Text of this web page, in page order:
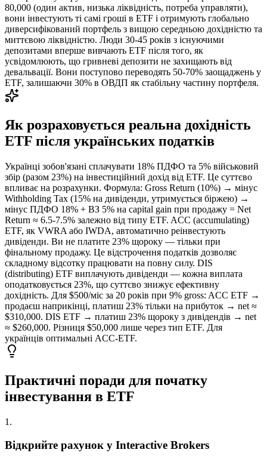
80,000 (один актив, низька ліквідність, потреба управляти),
вони інвестують ті самі гроші в ETF і отримують глобально
диверсифікований портфель з вищою середньою дохідністю та
миттєвою ліквідністю. Люди 30-45 років з існуючими
депозитами вперше вивчають ETF після того, як
усвідомлюють, що гривневі депозити не захищають від
девальвації. Вони поступово переводять 50-70% заощаджень у
ETF, залишаючи 30% в ОВДП як стабільну частину портфеля.
Як розраховується реальна дохідність
ETF після українських податків
Українці зобов'язані сплачувати 18% ПДФО та 5% військовий
збір (разом 23%) на інвестиційний дохід від ETF. Це суттєво
впливає на розрахунки. Формула: Gross Return (10%) → мінус
Withholding Tax (15% на дивіденди, утримується біржею) →
мінус ПДФО 18% + ВЗ 5% на capital gain при продажу = Net
Return ≈ 6.5-7.5% залежно від типу ETF. ACC (accumulating)
ETF, як VWRA або IWDA, автоматично реінвестують
дивіденди. Ви не платите 23% щороку — тільки при
фінальному продажу. Це відстрочення податків дозволяє
складному відсотку працювати на повну силу. DIS
(distributing) ETF виплачують дивіденди — кожна виплата
оподатковується 23%, що суттєво знижує ефективну
дохідність. Для $500/міс за 20 років при 9% gross: ACC ETF →
продаєш наприкінці, платиш 23% тільки на прибуток → net ≈
$310,000. DIS ETF → платиш 23% щороку з дивідендів → net
≈ $260,000. Різниця $50,000 лише через тип ETF. Для
українців оптимальні ACC-ETF.
Практичні поради для початку
інвестування в ETF
1 .
Відкрийте рахунок у Interactive Brokers